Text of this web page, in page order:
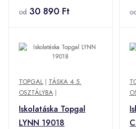
od 30 890 Ft
TOPGAL | TÁSKA 4 5.
OSZTÁLYBA |
Iskolatáska Topgal
LYNN 19018